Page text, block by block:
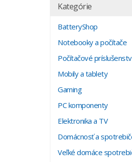
Kategórie
BatteryShop
Notebooky a počítače
Počítačové
Mobily a tablety
Gaming
PC komponenty
Elektronika a TV
Domácnosť a
Veľké domáce